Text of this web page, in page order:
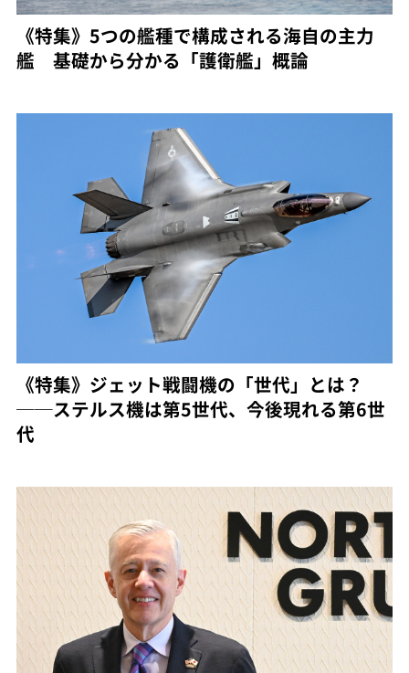
《特集》5つの艦種で構成される海自の主力
艦 基礎から分かる「護衛艦」概論
《特集》ジェット戦闘機の「世代」とは？
──ステルス機は第5世代、今後現れる第6世
代